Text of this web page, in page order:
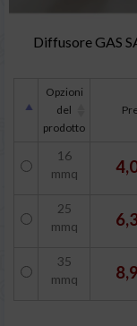
Diffusore GAS
Opzioni
del
prodotto
16
mmq
25
mmq
35
mmq